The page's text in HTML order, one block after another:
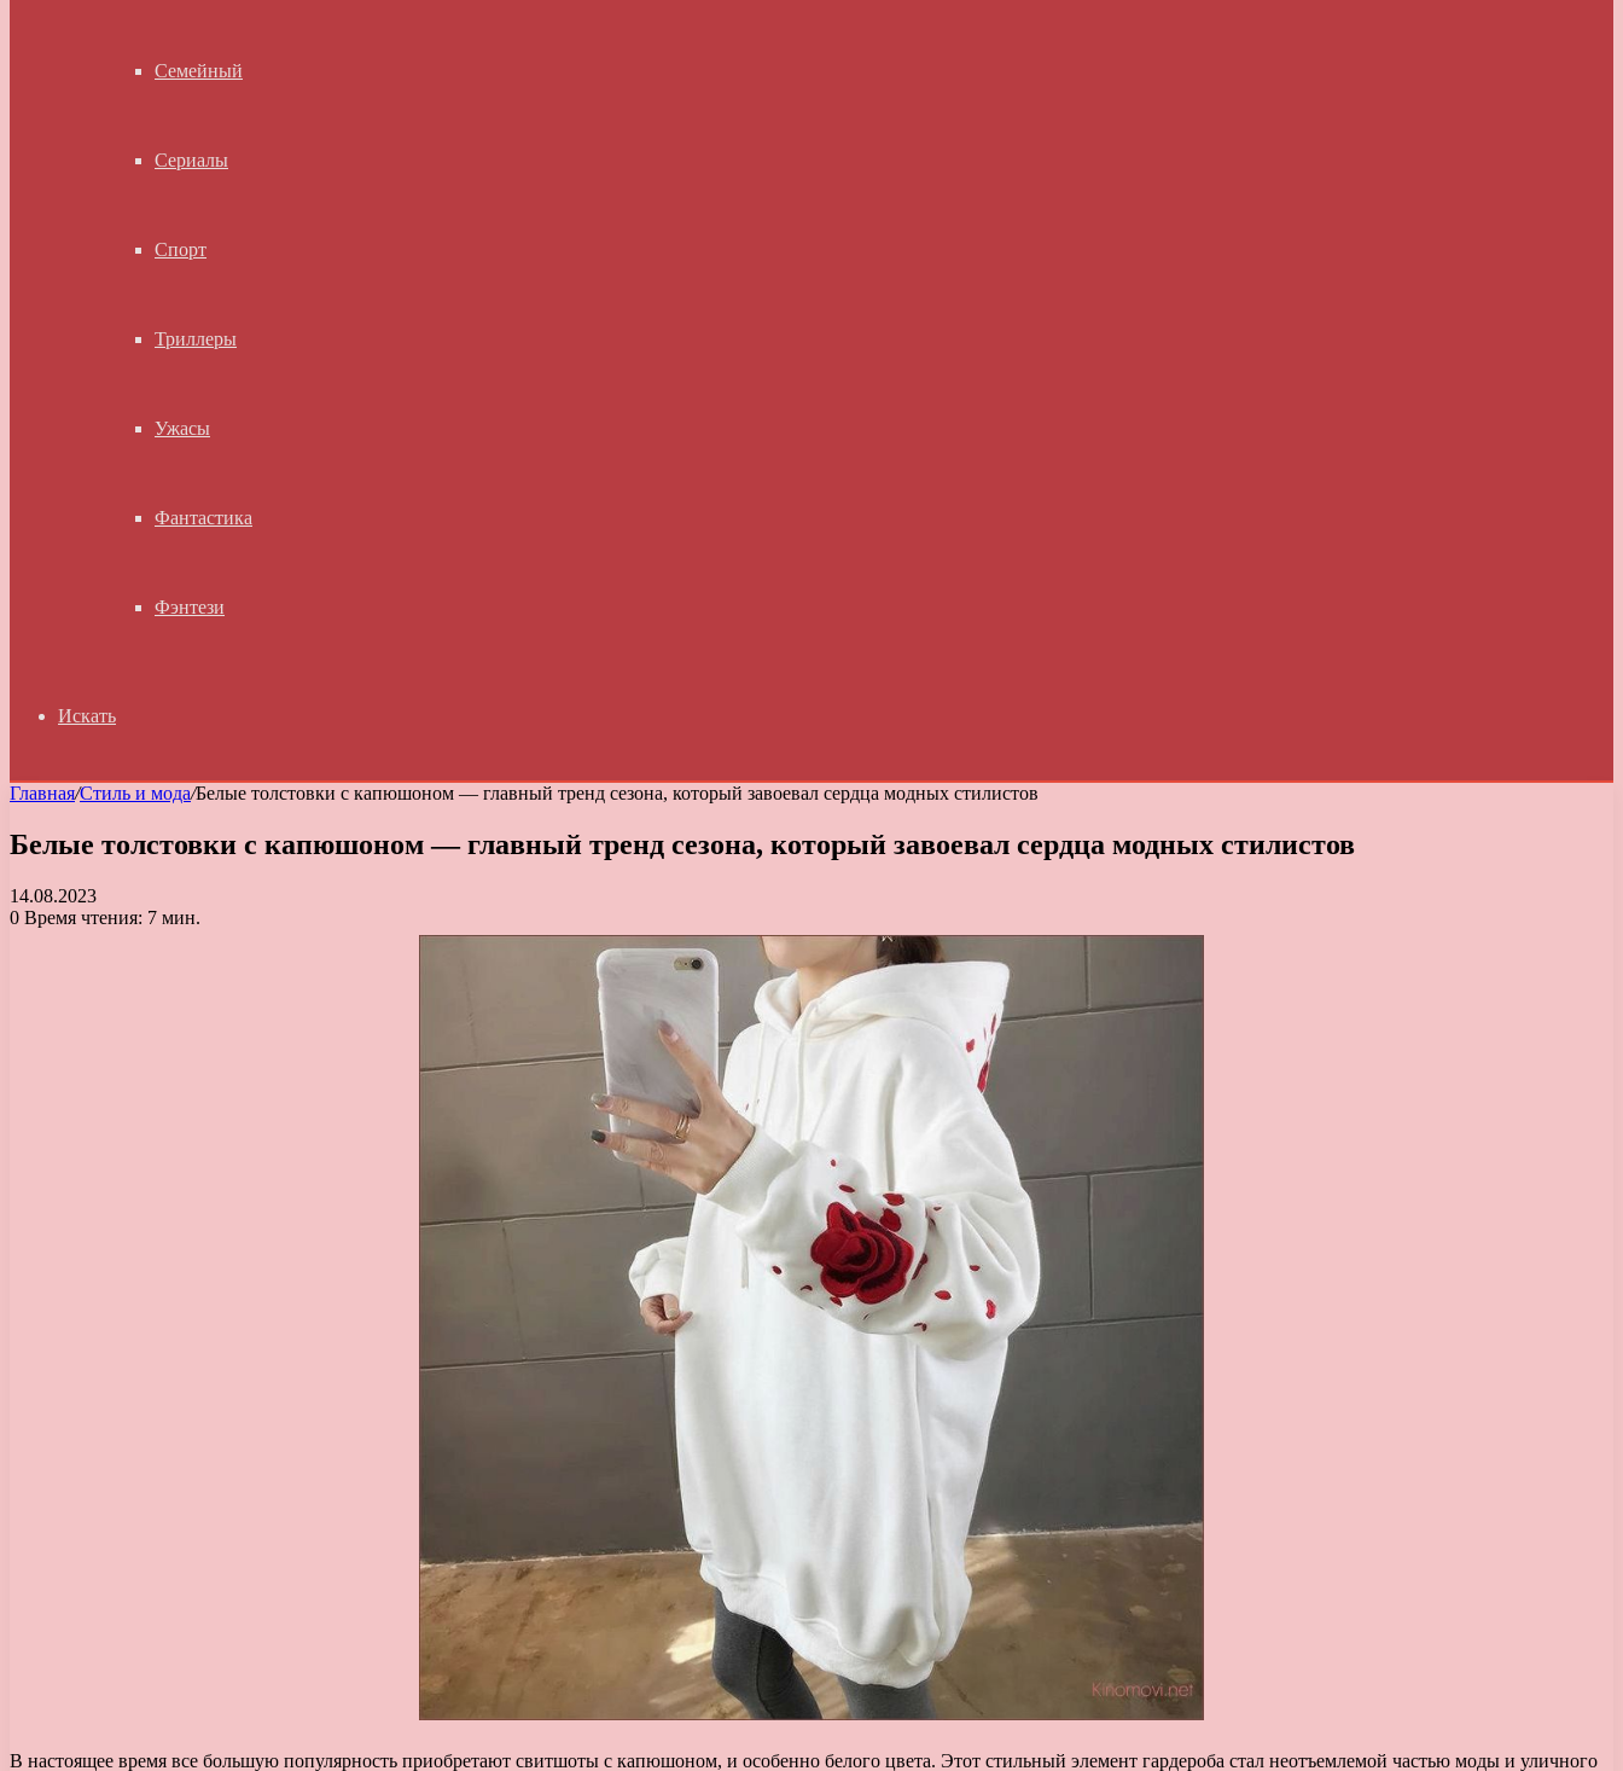
Семейный
Сериалы
Спорт
Триллеры
Ужасы
Фантастика
Фэнтези
Искать
Главная/Стиль и мода/Белые толстовки с капюшоном — главный тренд сезона, который завоевал сердца модных стилистов
Белые толстовки с капюшоном — главный тренд сезона, который завоевал сердца модных стилистов
14.08.2023
0 Время чтения: 7 мин.
В настоящее время все большую популярность приобретают свитшоты с капюшоном, и особенно белого цвета. Этот стильный элемент гардероба стал неотъемлемой частью моды и уличного